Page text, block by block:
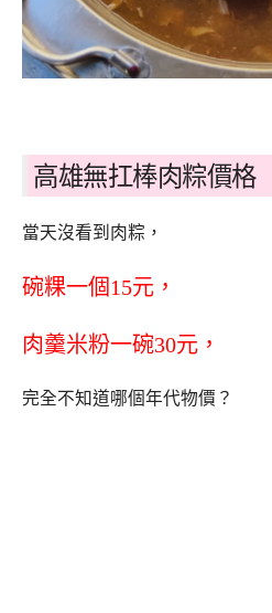
高雄無扛棒肉粽價格
當天沒看到肉粽，
碗粿一個15元，
肉羹米粉一碗30元，
完全不知道哪個年代物價？